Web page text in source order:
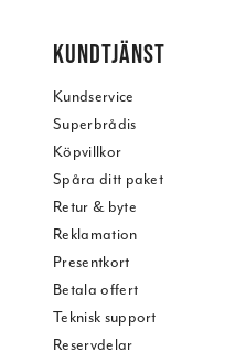
KUNDTJÄNST
Kundservice
Superbrådis
Köpvillkor
Spåra ditt paket
Retur & byte
Reklamation
Presentkort
Betala offert
Teknisk support
Reservdelar